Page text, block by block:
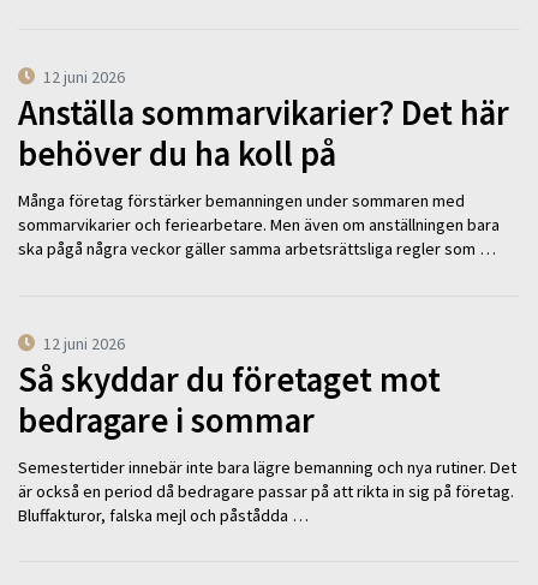
12 juni 2026
Anställa sommarvikarier? Det här
behöver du ha koll på
Många företag förstärker bemanningen under sommaren med
sommarvikarier och feriearbetare. Men även om anställningen bara
ska pågå några veckor gäller samma arbetsrättsliga regler som …
12 juni 2026
Så skyddar du företaget mot
bedragare i sommar
Semestertider innebär inte bara lägre bemanning och nya rutiner. Det
är också en period då bedragare passar på att rikta in sig på företag.
Bluffakturor, falska mejl och påstådda …